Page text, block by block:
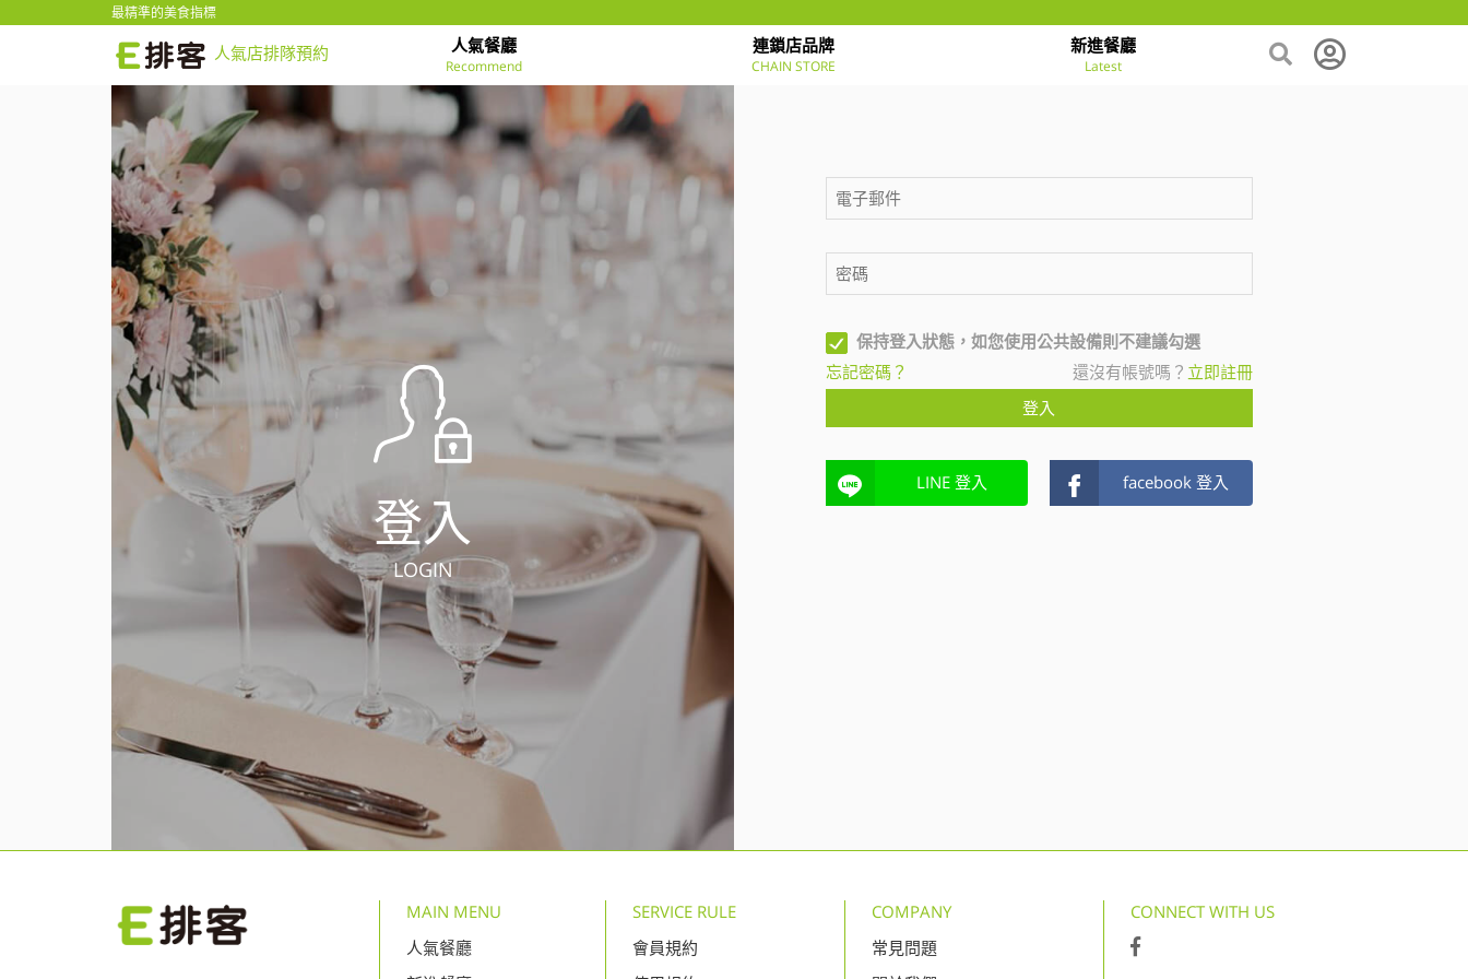
最精準的美食指標
人氣店排隊預約 人氣餐廳
Recommend
連鎖店品牌
CHAIN STORE
新進餐廳
Latest
登入
LOGIN
保持登入狀態，如您使用公共設備則不建議勾選
忘記密碼？
還沒有帳號嗎？ 立即註冊
登入
LINE 登入 facebook 登入
MAIN MENU
人氣餐廳
SERVICE RULE
會員規約
COMPANY
常見問題
CONNECT WITH US